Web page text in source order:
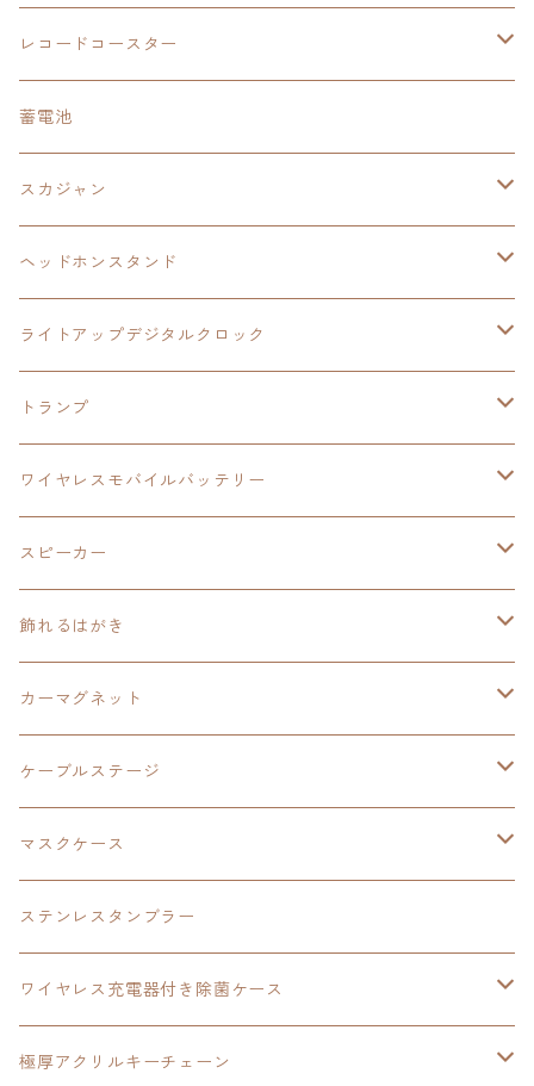
モバイルバッテリー
ワイヤレスモバイルバッテリー
置くだけスピーカー
飾れるはがき
トランプ
カーマグネット
閃の軌跡Ⅱ
トランプ
イースⅨ
手帳型スマホカバー
モバイルバッテリー
除菌ケース
オーロラアクリルスタンド
零の軌跡：改
碧の軌跡：改
創の軌跡
ケーブルステージ
イラストフレームクロック
アクリルマグネット
ダブルアクリルキーチェーン
40周年記念
黎の軌跡
3in1充電ケーブル
カードサイズスピーカー
黎の軌跡Ⅱ
イースⅩ
東亰ザナドゥeX+
極厚アクリルキーチェーン
オーロラアクリルスタンド
イースvs空の軌跡
軌跡シリーズ20周年
界の軌跡
アクリルマグネット
ヘッドホンスタンド
空の軌跡1st
イース
軌跡シリーズ
イースⅧ
東亰ザナドゥ
阪神タイガース
閃の軌跡Ⅲ
ソーラーパネル
LEDライト付き
閃の軌跡Ⅳ
イースⅨ
イースⅧ
閃の軌跡Ⅲ
閃の軌跡Ⅳ
イースⅨ
零の軌跡：改
碧の軌跡：改
創の軌跡
黎の軌跡
黎の軌跡Ⅱ
空の軌跡1st
界の軌跡
日本ファルコム
閃の軌跡Ⅲ
レコードコースター
日本ファルコム
閃の軌跡
蓄電池
スカジャン
サンリオ
ワンピース
今日から俺は！！
ゴジラ
手塚治虫
ウルトラマン
タツノコプロ
ドラえもん
ヘッドホンスタンド
閃の軌跡Ⅳ
イースⅨ
零の軌跡：改
碧の軌跡：改
創の軌跡
黎の軌跡
黎の軌跡Ⅱ
界の軌跡
ライトアップデジタルクロック
閃の軌跡Ⅳ
イースⅨ
零の軌跡：改
碧の軌跡：改
創の軌跡
トランプ
日本ファルコム
ワイヤレスモバイルバッテリー
イースⅨ
閃の軌跡
閃の軌跡Ⅳ
零の軌跡：改
碧の軌跡：改
創の軌跡
40周年記念
スピーカー
置くだけスピーカー
碧の軌跡：改
創の軌跡
バイブレーションスピーカー
軌跡シリーズ15周年
創の軌跡
飾れるはがき
閃の軌跡Ⅳ
イースⅨ
創の軌跡
カーマグネット
軌跡シリーズ
ケーブルステージ
閃の軌跡Ⅲ
創の軌跡
マスクケース
創の軌跡
ステンレスタンブラー
ワイヤレス充電器付き除菌ケース
創の軌跡
極厚アクリルキーチェーン